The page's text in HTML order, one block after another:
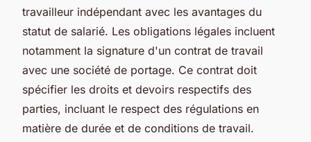
travailleur indépendant avec les avantages du
statut de salarié. Les obligations légales incluent
notamment la signature d'un contrat de travail
avec une société de portage. Ce contrat doit
spécifier les droits et devoirs respectifs des
parties, incluant le respect des régulations en
matière de durée et de conditions de travail.